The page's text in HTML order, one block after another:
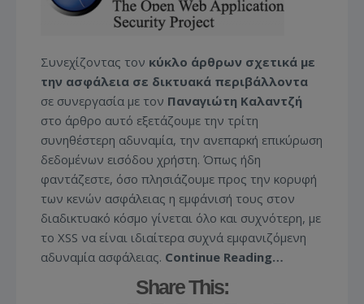
Συνεχίζοντας τον κύκλο άρθρων σχετικά με
την ασφάλεια σε δικτυακά περιβάλλοντα
σε συνεργασία με τον Παναγιώτη Καλαντζή
στο άρθρο αυτό εξετάζουμε την τρίτη
συνηθέστερη αδυναμία, την ανεπαρκή επικύρωση
δεδομένων εισόδου χρήστη. Όπως ήδη
φαντάζεστε, όσο πλησιάζουμε προς την κορυφή
των κενών ασφάλειας η εμφάνισή τους στον
διαδικτυακό κόσμο γίνεται όλο και συχνότερη, με
το XSS να είναι ιδιαίτερα συχνά εμφανιζόμενη
αδυναμία ασφάλειας. Continue Reading…
Share This: